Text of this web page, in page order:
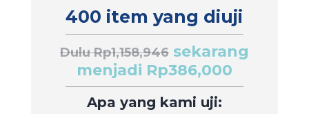
400 item yang diuji
Dulu Rp1,158,946 sekarang
menjadi Rp386,000
Apa yang kami uji: